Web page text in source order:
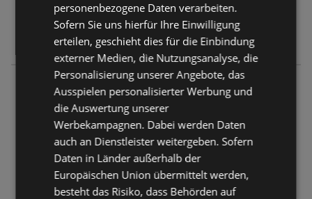
Geschlossen
Montag - Samstag
08:00-21:00 Uhr
E center Knauer
Rudloffstraße 148
27568 Bremerhaven
ENTFERNUNG:
personenbezogene Daten verarbeiten.
Sofern Sie uns hierfür Ihre Einwilligung
erteilen, geschieht dies für die Einbindung
externer Medien, die Nutzungsanalyse, die
Personalisierung unserer Angebote, das
Ausspielen personalisierter Werbung und
die Auswertung unserer
Werbekampagnen. Dabei werden Daten
auch an Dienstleister weitergeben. Sofern
Daten in Länder außerhalb der
Europäischen Union übermittelt werden,
besteht das Risiko, dass Behörden auf